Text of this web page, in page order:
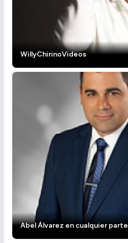
WillyChirinoVideos
Abel Álvarez en cualquier parte